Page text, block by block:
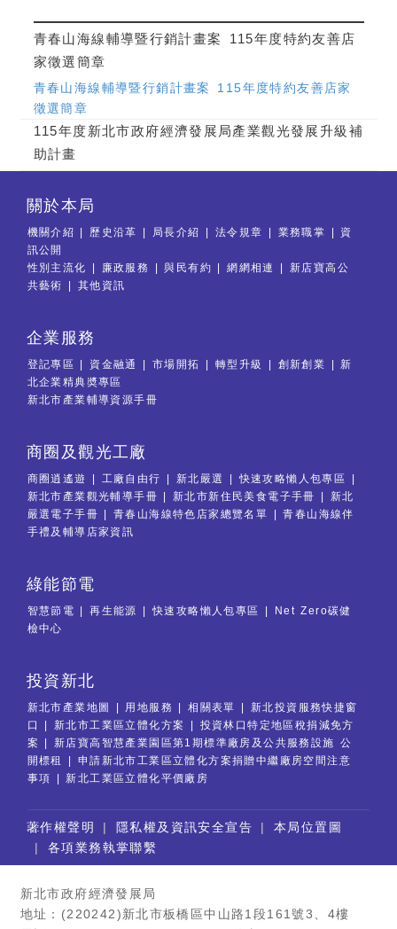
青春山海線輔導暨行銷計畫案 115年度特約友善店
家徵選簡章
青春山海線輔導暨行銷計畫案 115年度特約友善店家
徵選簡章
115年度新北市政府經濟發展局產業觀光發展升級補
助計畫
關於本局
機關介紹 歷史沿革 局長介紹 法令規章 業務職掌
資
訊公開
性別主流化
廉政服務 與民有約 網網相連
新店寶高公
共藝術
其他資訊
企業服務
登記專區 資金融通 市場開拓 轉型升級 創新創業
新
北企業精典奬專區
新北市產業輔導資源手冊
商圈及觀光工廠
商圈逍遙遊 工廠自由行 新北嚴選
快速攻略懶人包專區
新北市產業觀光輔導手冊
新北市新住民美食電子手冊
新北
嚴選電子手冊
青春山海線特色店家總覽名單
青春山海線伴
手禮及輔導店家資訊
綠能節電
智慧節電 再生能源 快速攻略懶人包專區
Net Zero碳健
檢中心
投資新北
新北市產業地圖 用地服務 相關表單
新北投資服務快捷窗
口
新北市工業區立體化方案
投資林口特定地區稅捐減免方
案
新店寶高智慧產業園區第1期標準廠房及公共服務設施 公
開標租
申請新北市工業區立體化方案捐贈中繼廠房空間注意
事項
新北工業區立體化平價廠房
:::
著作權聲明 隱私權及資訊安全宣告
本局位置圖
各項業務執掌聯繫
新北市政府經濟發展局
地址：(220242)新北市板橋區中山路1段161號3、4樓